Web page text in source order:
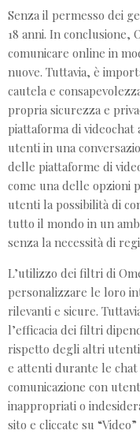
Senza il permesso dei
18 anni. In
comunicare online in
nuove. Tuttavia, è
cautela e
propria sicurezza e
piattaforma di videochat
utenti in una
delle piattaforme di
come una delle opzioni
utenti la possibilità di
tutto il mondo in un
senza la necessità di
L’utilizzo dei filtri di
personalizzare le loro
rilevanti e sicure.
l’efficacia dei filtri
rispetto degli altri
e attenti durante le
comunicazione con
inappropriati o
sito e cliccate su